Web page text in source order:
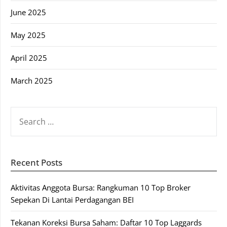
June 2025
May 2025
April 2025
March 2025
FOR:
Recent Posts
Aktivitas Anggota Bursa: Rangkuman 10 Top Broker
Sepekan Di Lantai Perdagangan BEI
Tekanan Koreksi Bursa Saham: Daftar 10 Top Laggards